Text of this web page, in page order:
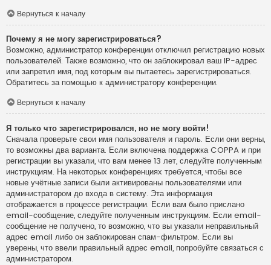
Вернуться к началу
Почему я не могу зарегистрироваться?
Возможно, администратор конференции отключил регистрацию новых
пользователей. Также возможно, что он заблокировал ваш IP-адрес
или запретил имя, под которым вы пытаетесь зарегистрироваться.
Обратитесь за помощью к администратору конференции.
Вернуться к началу
Я только что зарегистрировался, но не могу войти!
Сначала проверьте свои имя пользователя и пароль. Если они верны,
то возможны два варианта. Если включена поддержка COPPA и при
регистрации вы указали, что вам менее 13 лет, следуйте полученным
инструкциям. На некоторых конференциях требуется, чтобы все
новые учётные записи были активированы пользователями или
администратором до входа в систему. Эта информация
отображается в процессе регистрации. Если вам было прислано
email-сообщение, следуйте полученным инструкциям. Если email-
сообщение не получено, то возможно, что вы указали неправильный
адрес email либо он заблокирован спам-фильтром. Если вы
уверены, что ввели правильный адрес email, попробуйте связаться с
администратором.